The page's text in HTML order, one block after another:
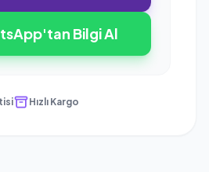
Bilgi Al
Hızlı Kargo